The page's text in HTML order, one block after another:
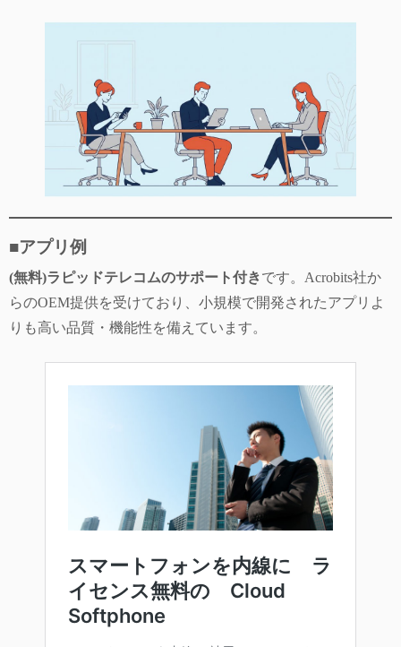
■アプリ例
(無料)ラピッドテレコムのサポート付きです。Acrobits社か
らのOEM提供を受けており、小規模で開発されたアプリよ
りも高い品質・機能性を備えています。